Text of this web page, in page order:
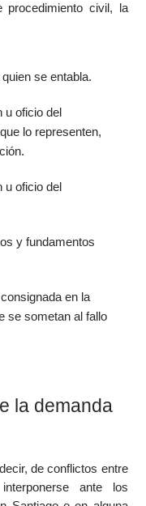
procedimiento civil, la
se entabla.
u oficio del
lo representen,
u oficio del
y fundamentos
en la
se sometan al fallo
la demanda
de conflictos entre
ante los